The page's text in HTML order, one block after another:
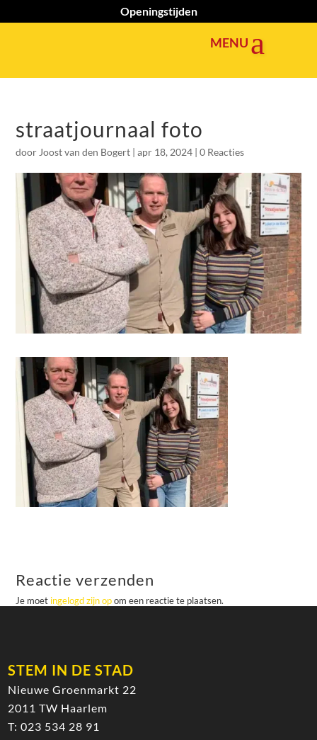
Openingstijden
straatjournaal foto
door Joost van den Bogert |apr 18, 2024 |0 Reacties
Reactie verzenden
Je moet ingelogd zijn opom een reactie te plaatsen.
STEM IN DE STAD
Nieuwe Groenmarkt 22
2011 TW Haarlem
T:023 534 28 91